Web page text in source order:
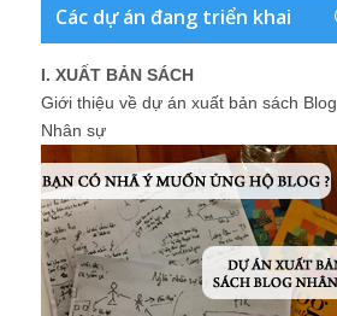
Các dự án đang triển khai
I. XUẤT BẢN SÁCH
Giới thiệu về dự án xuất bản sách Blog
Nhân sự